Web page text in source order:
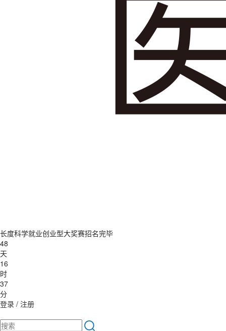
长度科学就业创业型大奖赛招名完毕
48
天
16
时
37
分
登录 / 注册